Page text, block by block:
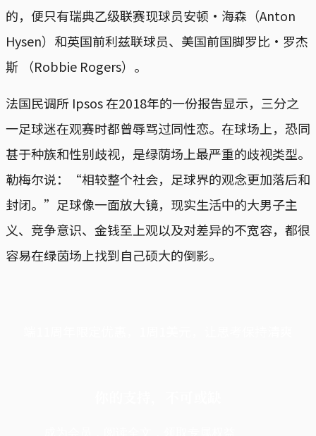
的，便只有瑞典乙级联赛现球员安顿·海森（Anton
Hysen）和英国前利兹联球员、美国前国脚罗比·罗杰
斯 （Robbie Rogers）。
法国民调所 Ipsos 在2018年的一份报告显示，三分之
一足球迷在观赛时都曾辱骂过同性恋。在球场上，恐同
甚于种族和性别歧视，是绿荫场上最严重的歧视类型。
勒梅尔说：“相较整个社会，足球界的观念更加落后和
封闭。”足球像一面放大镜，现实生活中的大男子主
义、竞争意识、金钱至上观以及对差异的不宽容，都很
容易在绿茵场上找到自己硕大的倒影。